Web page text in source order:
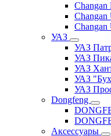
УАЗ
УАЗ
УАЗ
УАЗ
УАЗ
УАЗ
Dongfeng
Аксессуары